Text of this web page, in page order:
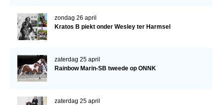
Regio Midden
Regio West
Regio Zuid
zondag 26 april
Kratos B piekt onder Wesley ter Harmsel
zaterdag 25 april
Rainbow Marin-SB tweede op ONNK
zaterdag 25 april